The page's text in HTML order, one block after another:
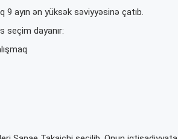
ayın ən yüksək səviyyəsinə çatıb.
seçim dayanır: